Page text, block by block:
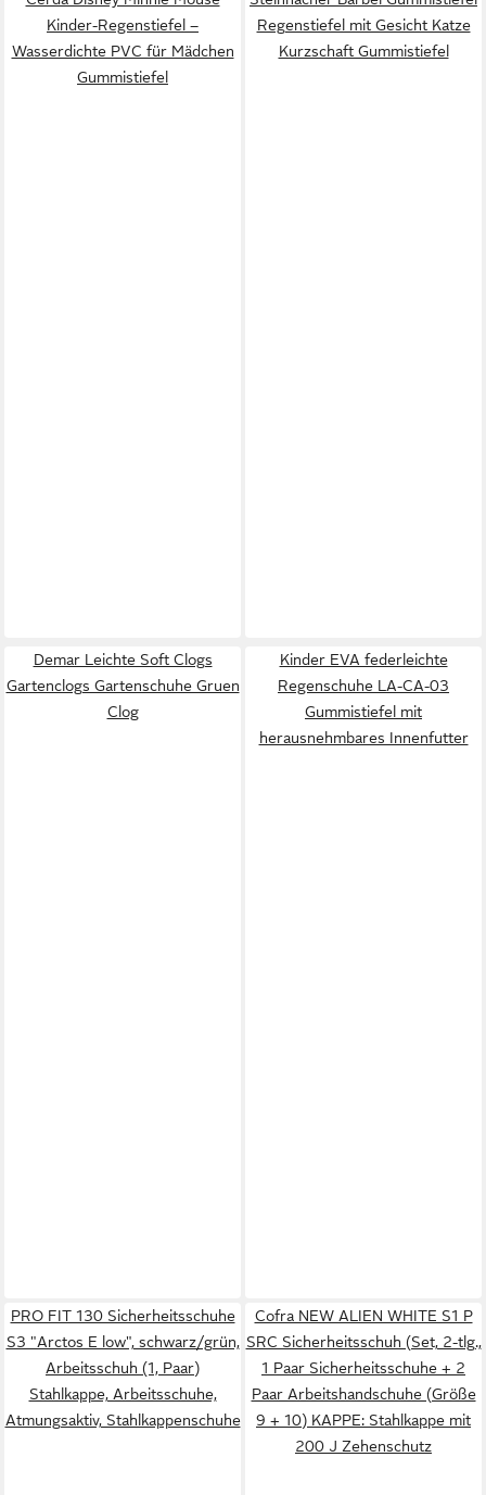
Kinder-Regenstiefel –
Wasserdichte PVC für Mädchen
Gummistiefel
Regenstiefel mit Gesicht Katze
Kurzschaft Gummistiefel
Demar Leichte Soft Clogs
Gartenclogs Gartenschuhe Gruen
Clog
Kinder EVA federleichte
Regenschuhe LA-CA-03
Gummistiefel mit
herausnehmbares Innenfutter
PRO FIT 130 Sicherheitsschuhe
S3 "Arctos E low", schwarz/grün,
Arbeitsschuh (1, Paar)
Stahlkappe, Arbeitsschuhe,
Atmungsaktiv, Stahlkappenschuhe
Cofra NEW ALIEN WHITE S1 P
SRC Sicherheitsschuh (Set, 2-tlg.,
1 Paar Sicherheitsschuhe + 2
Paar Arbeitshandschuhe (Größe
9 + 10) KAPPE: Stahlkappe mit
200 J Zehenschutz